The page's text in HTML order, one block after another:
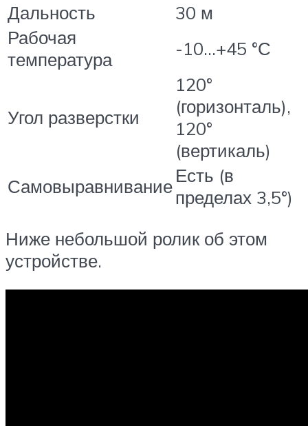
Дальность
30 м
Рабочая
температура
-10…+45 °С
Угол разверстки
120°
(горизонталь),
120°
(вертикаль)
СамовыравниваниеЕсть (в
пределах 3,5°)
Ниже небольшой ролик об этом
устройстве.